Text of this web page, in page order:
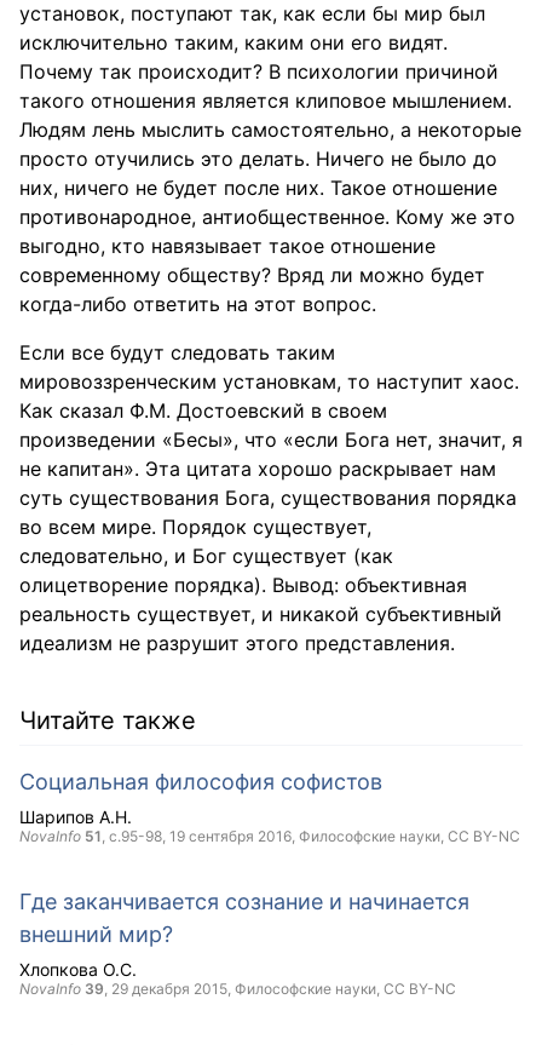
установок, поступают так, как если бы мир был
исключительно таким, каким они его видят.
Почему так происходит? В психологии причиной
такого отношения является клиповое мышлением.
Людям лень мыслить самостоятельно, а некоторые
просто отучились это делать. Ничего не было до
них, ничего не будет после них. Такое отношение
противонародное, антиобщественное. Кому же это
выгодно, кто навязывает такое отношение
современному обществу? Вряд ли можно будет
когда-либо ответить на этот вопрос.
Если все будут следовать таким
мировоззренческим установкам, то наступит хаос.
Как сказал Ф.М. Достоевский в своем
произведении «Бесы», что «если Бога нет, значит, я
не капитан». Эта цитата хорошо раскрывает нам
суть существования Бога, существования порядка
во всем мире. Порядок существует,
следовательно, и Бог существует (как
олицетворение порядка). Вывод: объективная
реальность существует, и никакой субъективный
идеализм не разрушит этого представления.
Читайте также
Социальная философия софистов
Шарипов А.Н.
NovaInfo 51, с.95-98, 19 сентября 2016, Философские науки, CC BY-NC
Где заканчивается сознание и начинается
внешний мир?
Хлопкова О.С.
NovaInfo 39, 29 декабря 2015, Философские науки, CC BY-NC